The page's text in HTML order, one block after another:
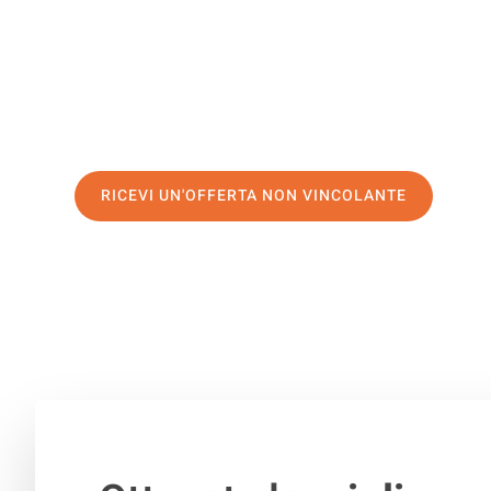
RICEVI UN'OFFERTA NON VINCOLANTE